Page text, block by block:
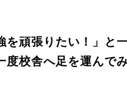
を頑張りたい！」と
度校舎へ足を運んで